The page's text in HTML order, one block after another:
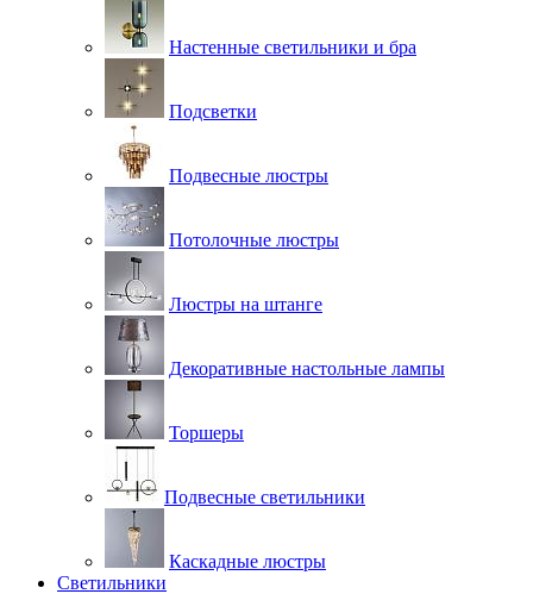
Настенные светильники и бра
Подсветки
Подвесные люстры
Потолочные люстры
Люстры на штанге
Декоративные настольные лампы
Торшеры
Подвесные светильники
Каскадные люстры
Светильники